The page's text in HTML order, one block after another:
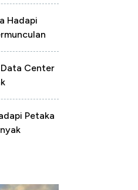
Hadapi
Center
Petaka